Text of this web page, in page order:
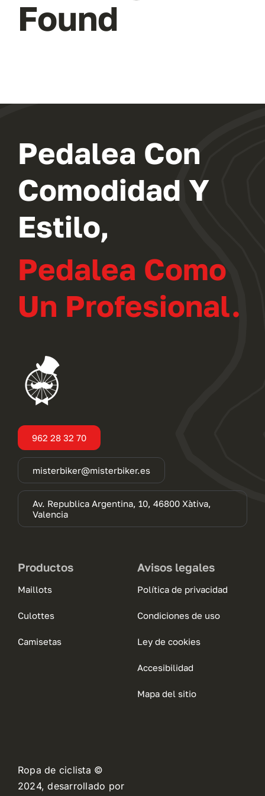
Noticias
Found
Pedalea Con
Comodidad Y
Estilo,
Pedalea Como
Un Profesional.
962 28 32 70
misterbiker@misterbiker.es
Av. Republica Argentina, 10, 46800 Xàtiva,
Valencia
Productos
Maillots
Culottes
Camisetas
Avisos legales
Política de privacidad
Condiciones de uso
Ley de cookies
Accesibilidad
Mapa del sitio
Ropa de ciclista ©
2024, desarrollado por